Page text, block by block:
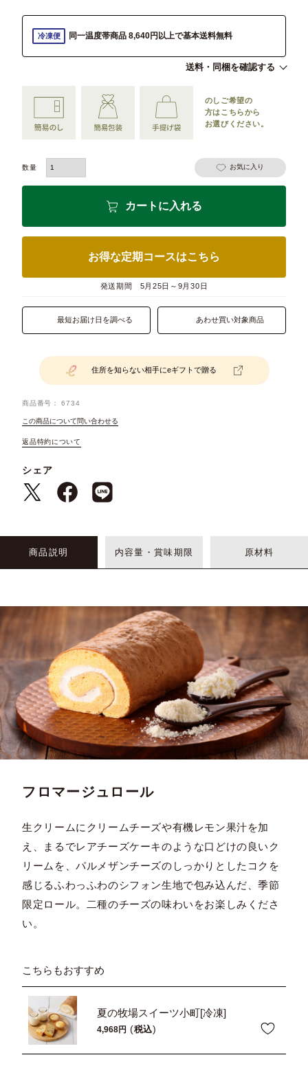
冷凍便 同一温度帯商品 8,640円以上で基本送料無料
送料・同梱を確認する
のしご希望の
方はこちらから
お選びください。
お気に入り
カートに入れる
お得な定期コースはこちら
発送期間 5月25日～9月30日
最短お届け日を調べる あわせ買い対象商品
住所を知らない相手にeギフトで贈る
商品番号 6734
この商品について問い合わせる
返品特約について
シェア
商品説明 内容量・賞味期限 原材料
フロマージュロール
生クリームにクリームチーズや有機レモン果汁を加
え、まるでレアチーズケーキのような口どけの良いク
リームを、パルメザンチーズのしっかりとしたコクを
感じるふわっふわのシフォン生地で包み込んだ、季節
限定ロール。二種のチーズの味わいをお楽しみくださ
い。
こちらもおすすめ
夏の牧場スイーツ小町[冷凍]
4,968 税込